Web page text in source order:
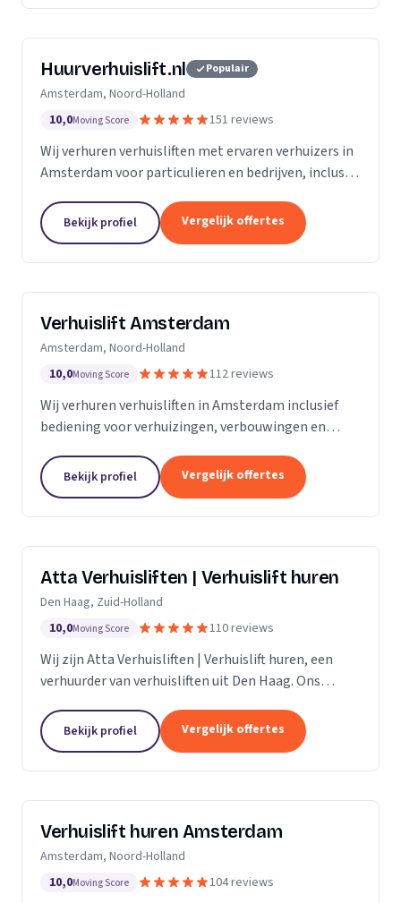
Huurverhuislift.nl Populair
Amsterdam, Noord-Holland
10,0Moving Score 151 reviews
Wij verhuren verhuisliften met ervaren verhuizers in
Amsterdam voor particulieren en bedrijven, inclusief
Bekijk profiel Vergelijk offertes
Verhuislift Amsterdam
Amsterdam, Noord-Holland
10,0Moving Score 112 reviews
Wij verhuren verhuisliften in Amsterdam inclusief
bediening voor verhuizingen, verbouwingen en
service.Bekijk profiel Vergelijk offertes
Atta Verhuisliften | Verhuislift huren
Den Haag, Zuid-Holland
10,0Moving Score 110 reviews
Wij zijn Atta Verhuisliften | Verhuislift huren, een
verhuurder van verhuisliften uit Den Haag. Ons
Bekijk profiel Vergelijk offertes
Verhuislift huren Amsterdam
Amsterdam, Noord-Holland
10,0Moving Score 104 reviews